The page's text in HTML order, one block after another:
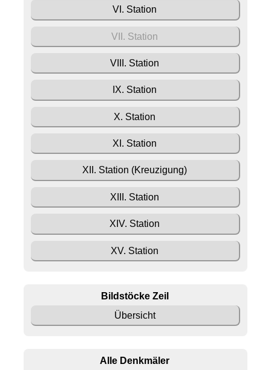
VI. Station
VII. Station
VIII. Station
IX. Station
X. Station
XI. Station
XII. Station (Kreuzigung)
XIII. Station
XIV. Station
XV. Station
Bildstöcke Zeil
Übersicht
Alle Denkmäler